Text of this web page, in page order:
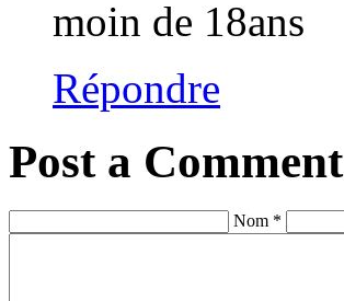
moin de 18ans
Répondre
Post a Comment
Nom *